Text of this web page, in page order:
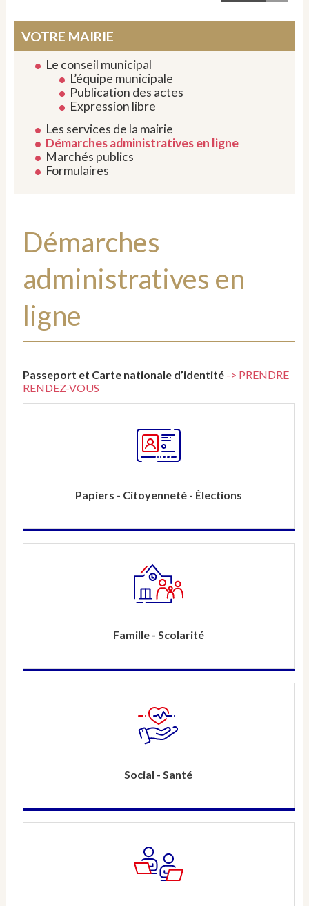
VOTRE MAIRIE
Le conseil municipal
L’équipe municipale
Publication des actes
Expression libre
Les services de la mairie
Démarches administratives en ligne
Marchés publics
Formulaires
Démarches
administratives en
ligne
Passeport et Carte nationale d’identité -> PRENDRE
RENDEZ-VOUS
Papiers - Citoyenneté - Élections
Famille - Scolarité
Social - Santé